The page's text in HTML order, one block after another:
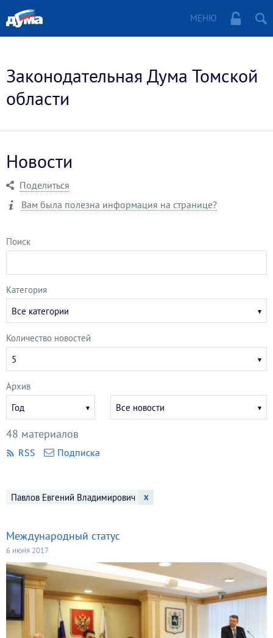
МЕНЮ
Законодательная Дума Томской
области
Новости
Поделиться
Вам была полезна информация на странице?
Павлов Евгений Владимирович x
Международный статус
6 июня 2017
Поиск
Категория
Все категории
Количество новостей
5
Архив
год
Год
месяц
Все новости
48 материалов
RSS Подписка